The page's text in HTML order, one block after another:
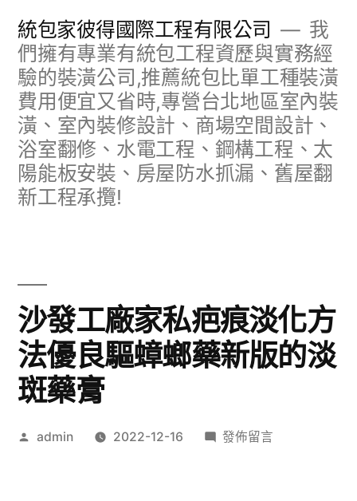
統包家彼得國際工程有限公司
我
們擁有專業有統包工程資歷與實務經
驗的裝潢公司,推薦統包比單工種裝潢
費用便宜又省時,專營台北地區室內裝
潢、室內裝修設計、商場空間設計、
浴室翻修、水電工程、鋼構工程、太
陽能板安裝、房屋防水抓漏、舊屋翻
新工程承攬!
沙發工廠家私疤痕淡化方
法優良驅蟑螂藥新版的淡
斑藥膏
作
admin 2022-12-16
在
發佈留言